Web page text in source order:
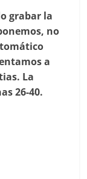
grabar la
no
a
La
26-40.